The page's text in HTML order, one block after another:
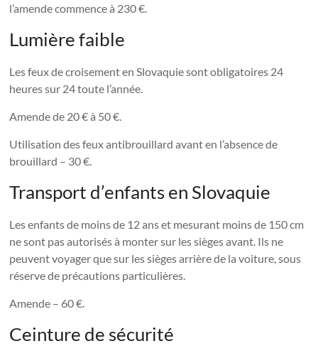
l’amende commence à 230 €.
Lumière faible
Les feux de croisement en Slovaquie sont obligatoires 24
heures sur 24 toute l’année.
Amende de 20 € à 50 €.
Utilisation des feux antibrouillard avant en l’absence de
brouillard – 30 €.
Transport d’enfants en Slovaquie
Les enfants de moins de 12 ans et mesurant moins de 150 cm
ne sont pas autorisés à monter sur les sièges avant. Ils ne
peuvent voyager que sur les sièges arrière de la voiture, sous
réserve de précautions particulières.
Amende – 60 €.
Ceinture de sécurité